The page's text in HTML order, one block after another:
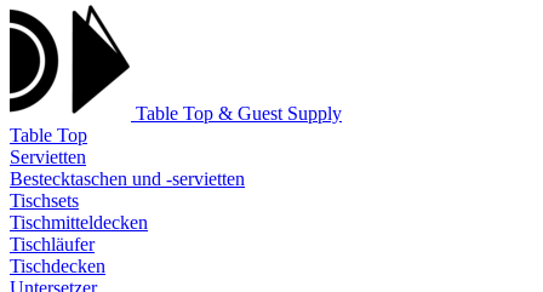
Table Top & Guest Supply
Table Top
Servietten
Bestecktaschen und -servietten
Tischsets
Tischmitteldecken
Tischläufer
Tischdecken